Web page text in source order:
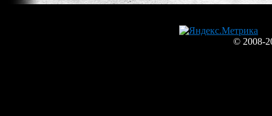
© 2008-